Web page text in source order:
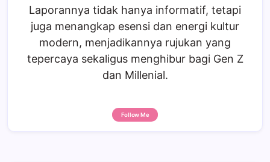
Laporannya tidak hanya informatif, tetapi
juga menangkap esensi dan energi kultur
modern, menjadikannya rujukan yang
tepercaya sekaligus menghibur bagi Gen Z
dan Millenial.
Follow Me